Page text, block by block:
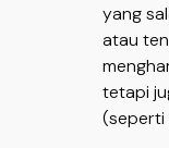
yang
atau
tetapi
(seperti